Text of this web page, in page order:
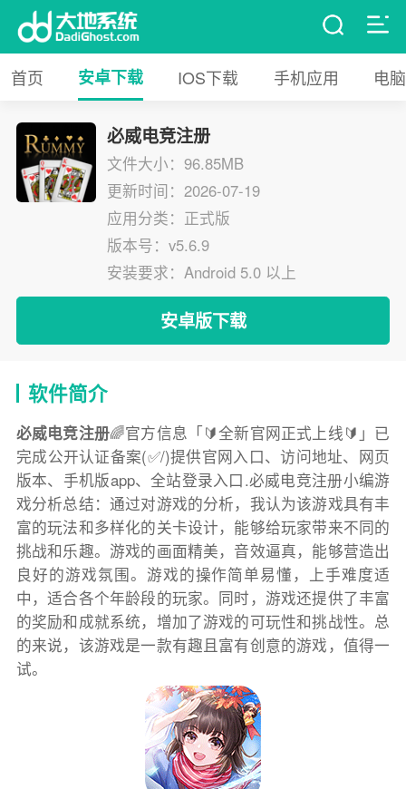
首页 安卓下载 IOS下载 手机应用 电
必威电竞注册
文件大小：96.85MB
更新时间：2026-07-19
应用分类：正式版
版本号：v5.6.9
安装要求：Android 5.0 以上
安卓版下载
软件简介
必威电竞注册🌈官方信息「🔰全新官网正式上线🔰」已
完成公开认证备案(✅/)提供官网入口、访问地址、网页
版本、手机版app、全站登录入口.必威电竞注册小编游
戏分析总结：通过对游戏的分析，我认为该游戏具有丰
富的玩法和多样化的关卡设计，能够给玩家带来不同的
挑战和乐趣。游戏的画面精美，音效逼真，能够营造出
良好的游戏氛围。游戏的操作简单易懂，上手难度适
中，适合各个年龄段的玩家。同时，游戏还提供了丰富
的奖励和成就系统，增加了游戏的可玩性和挑战性。总
的来说，该游戏是一款有趣且富有创意的游戏，值得一
试。